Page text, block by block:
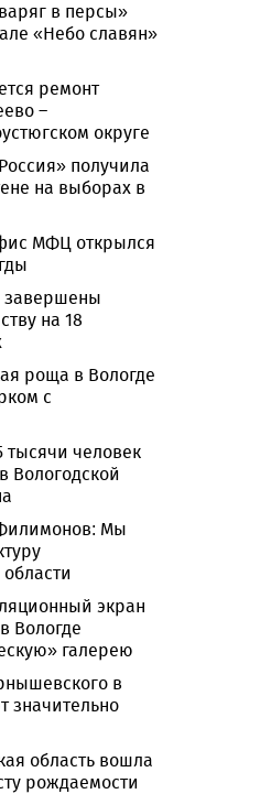
в персы»
«Небо славян»
ремонт
–
округе
получила
на выборах в
МФЦ открылся
завершены
на 18
роща в Вологде
с
тысячи человек
Вологодской
Мы
экран
Вологде
галерею
в
значительно
область вошла
рождаемости